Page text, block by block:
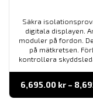
Säkra
digitala displayen.
moduler på fordon.
på mätkretsen.
kontrollera
6,695.00 kr –